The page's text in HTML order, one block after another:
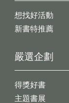
想找好活動
新書特推薦
嚴選企劃
得獎好書
主題書展